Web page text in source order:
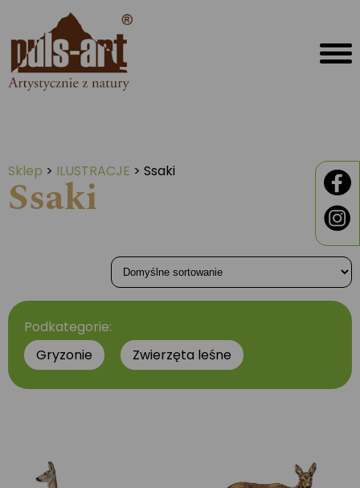
Sklep > ILUSTRACJE > Ssaki
Ssaki
Podkategorie:
Gryzonie
Zwierzęta leśne